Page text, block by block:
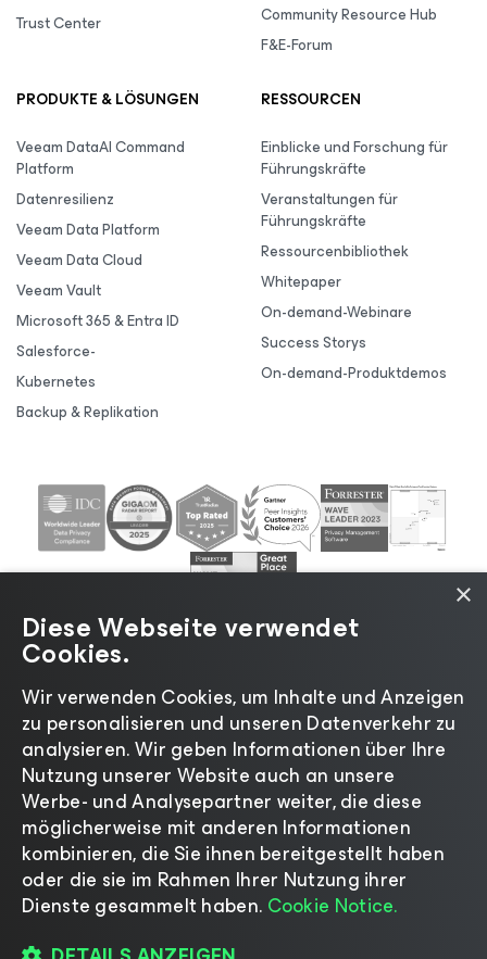
Trust Center
Community Resource Hub
F&E-Forum
PRODUKTE & LÖSUNGEN
Veeam DataAI Command
Platform
Datenresilienz
Veeam Data Platform
Veeam Data Cloud
Veeam Vault
Microsoft 365 & Entra ID
Salesforce-
Kubernetes
Backup & Replikation
RESSOURCEN
Einblicke und Forschung für
Führungskräfte
Veranstaltungen für
Führungskräfte
Ressourcenbibliothek
Whitepaper
On-demand-Webinare
Success Storys
On-demand-Produktdemos
©2026 Veeam® Software |Datenschutzrichtlinie|
Cookies|Rechtliches |Lizenzierungsrichtlinie|
Lieferanten-Ressourcen| Impressum
Sprache ändern
×
Diese Webseite verwendet
Cookies.
Wir verwenden Cookies, um Inhalte und Anzeigen
zu personalisieren und unseren Datenverkehr zu
analysieren. Wir geben Informationen über Ihre
Nutzung unserer Website auch an unsere
Werbe- und Analysepartner weiter, die diese
möglicherweise mit anderen Informationen
kombinieren, die Sie ihnen bereitgestellt haben
oder die sie im Rahmen Ihrer Nutzung ihrer
Dienste gesammelt haben. Cookie Notice.